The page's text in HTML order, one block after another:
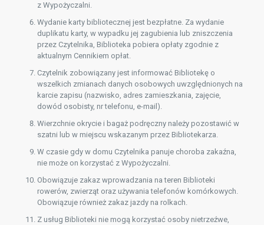
z Wypożyczalni.
Wydanie karty bibliotecznej jest bezpłatne. Za wydanie
duplikatu karty, w wypadku jej zagubienia lub zniszczenia
przez Czytelnika, Biblioteka pobiera opłaty zgodnie z
aktualnym Cennikiem opłat.
Czytelnik zobowiązany jest informować Bibliotekę o
wszelkich zmianach danych osobowych uwzględnionych na
karcie zapisu (nazwisko, adres zamieszkania, zajęcie,
dowód osobisty, nr telefonu, e-mail).
Wierzchnie okrycie i bagaż podręczny należy pozostawić w
szatni lub w miejscu wskazanym przez Bibliotekarza.
W czasie gdy w domu Czytelnika panuje choroba zakaźna,
nie może on korzystać z Wypożyczalni.
Obowiązuje zakaz wprowadzania na teren Biblioteki
rowerów, zwierząt oraz używania telefonów komórkowych.
Obowiązuje również zakaz jazdy na rolkach.
Z usług Biblioteki nie mogą korzystać osoby nietrzeźwe,